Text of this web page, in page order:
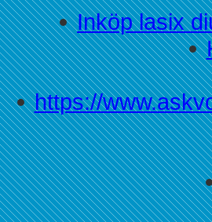
Inköp lasix
https://